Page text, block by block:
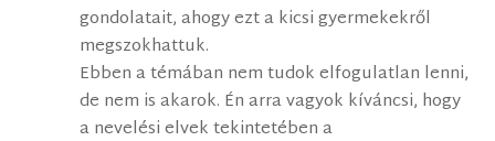
gondolatait, ahogy ezt a kicsi gyermekekről
megszokhattuk.
Ebben a témában nem tudok elfogulatlan lenni,
de nem is akarok. Én arra vagyok kíváncsi, hogy
a nevelési elvek tekintetében a